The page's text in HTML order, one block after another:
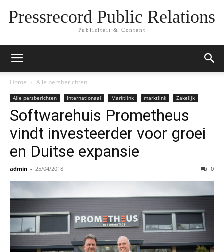
Pressrecord Public Relations
Publiciteit & Content
Home Alle persberichten
Alle persberichten Internationaal Marktlink marktlink Zakelijk
Softwarehuis Prometheus
vindt investeerder voor groei
en Duitse expansie
admin - 25/04/2018 0